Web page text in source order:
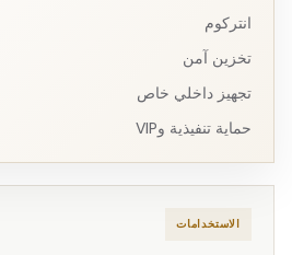
انتركوم
تخزين آمن
تجهيز داخلي خاص
حماية تنفيذية وVIP
الاستخدامات